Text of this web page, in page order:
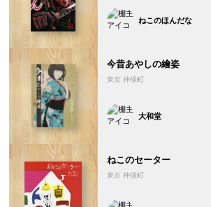
ねこのほんだな
今昔あやしの繪姿
東京 神保町
大和堂
ねこのセーター
東京 神保町